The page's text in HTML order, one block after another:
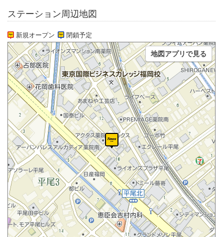
ステーション周辺地図
新規オープン 閉鎖予定
地図アプリで見る